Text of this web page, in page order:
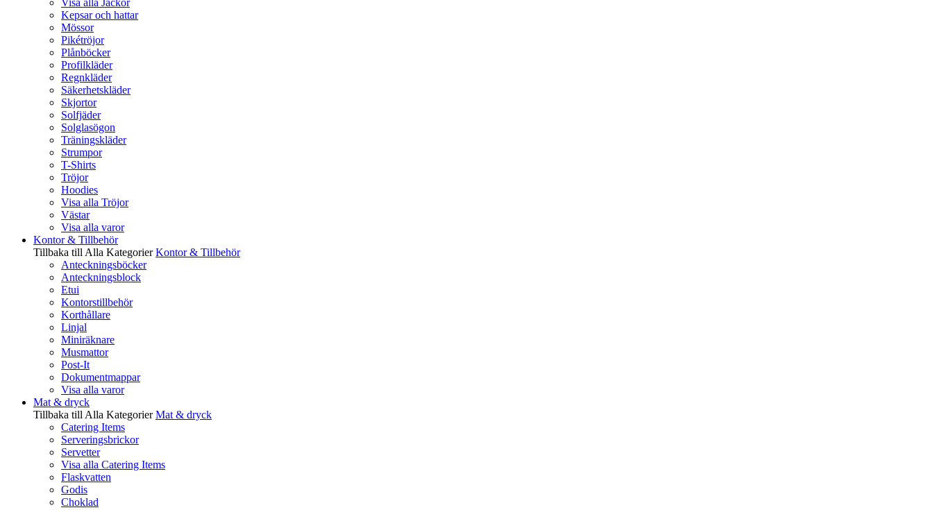
Visa alla Jackor
Kepsar och hattar
Mössor
Pikétröjor
Plånböcker
Profilkläder
Regnkläder
Säkerhetskläder
Skjortor
Solfjäder
Solglasögon
Träningskläder
Strumpor
T-Shirts
Tröjor
Hoodies
Visa alla Tröjor
Västar
Visa alla varor
Kontor & Tillbehör
Tillbaka till Alla Kategorier Kontor & Tillbehör
Anteckningsböcker
Anteckningsblock
Etui
Kontorstillbehör
Korthållare
Linjal
Miniräknare
Musmattor
Post-It
Dokumentmappar
Visa alla varor
Mat & dryck
Tillbaka till Alla Kategorier Mat & dryck
Catering Items
Serveringsbrickor
Servetter
Visa alla Catering Items
Flaskvatten
Godis
Choklad